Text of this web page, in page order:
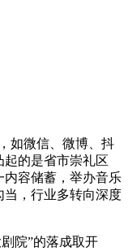
如微信、微博、抖
的是省市崇礼区
内容储蓄，举办音乐
当，行业多转向深度
院”的落成取开